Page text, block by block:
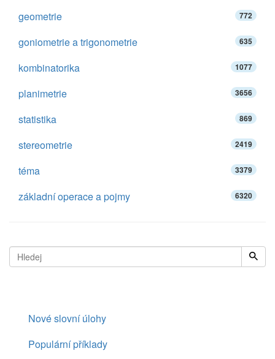
geometrie 772
goniometrie a trigonometrie 635
kombinatorika 1077
planimetrie 3656
statistika 869
stereometrie 2419
téma 3379
základní operace a pojmy 6320
Nové slovní úlohy
Populární příklady